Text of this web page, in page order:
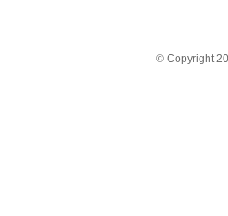
© Copyright